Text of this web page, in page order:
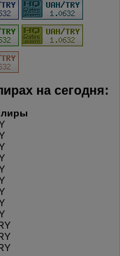
на сегодня:
лиры